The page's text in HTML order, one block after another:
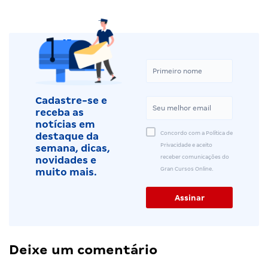
Cadastre-se e
receba as
notícias em
destaque da
semana, dicas,
novidades e
muito mais.
Concordo com a Política de
Privacidade e aceito
receber comunicações do
Gran Cursos Online.
Deixe um comentário